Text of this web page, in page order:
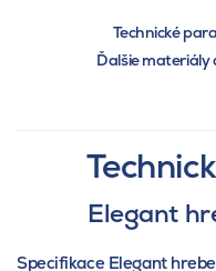
Technické
Ďalšie materiály
Elegant
Specifikace Elegant